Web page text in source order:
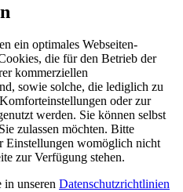
ein optimales Webseiten-
die für den Betrieb der
kommerziellen
sowie solche, die lediglich zu
oder zur
werden. Sie können selbst
zulassen möchten. Bitte
Einstellungen womöglich nicht
zur Verfügung stehen.
in unseren Datenschutzrichtlinien